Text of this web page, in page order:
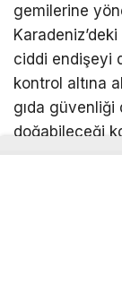
Rusya’nın
bayraklı “MV